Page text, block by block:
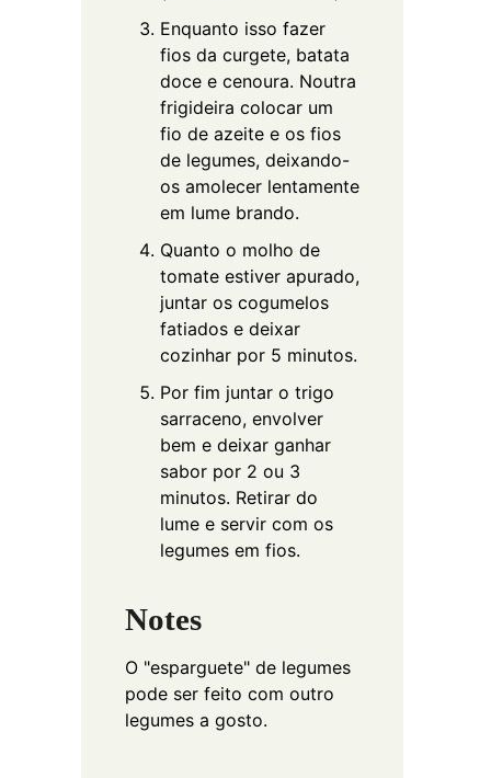
Enquanto isso fazer
fios da curgete, batata
doce e cenoura. Noutra
frigideira colocar um
fio de azeite e os fios
de legumes, deixando-
os amolecer lentamente
em lume brando.
Quanto o molho de
tomate estiver apurado,
juntar os cogumelos
fatiados e deixar
cozinhar por 5 minutos.
Por fim juntar o trigo
sarraceno, envolver
bem e deixar ganhar
sabor por 2 ou 3
minutos. Retirar do
lume e servir com os
legumes em fios.
Notes
O "esparguete" de legumes
pode ser feito com outro
legumes a gosto.